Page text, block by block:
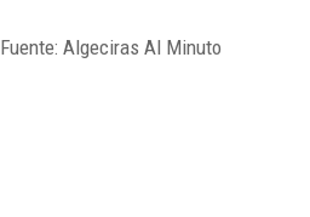
Fuente: Algeciras Al Minuto